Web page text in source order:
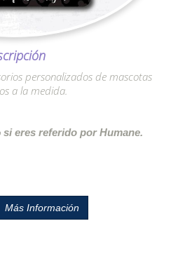
personalizados de mascotas
a la medida.
si eres referido por Humane.
Más Información